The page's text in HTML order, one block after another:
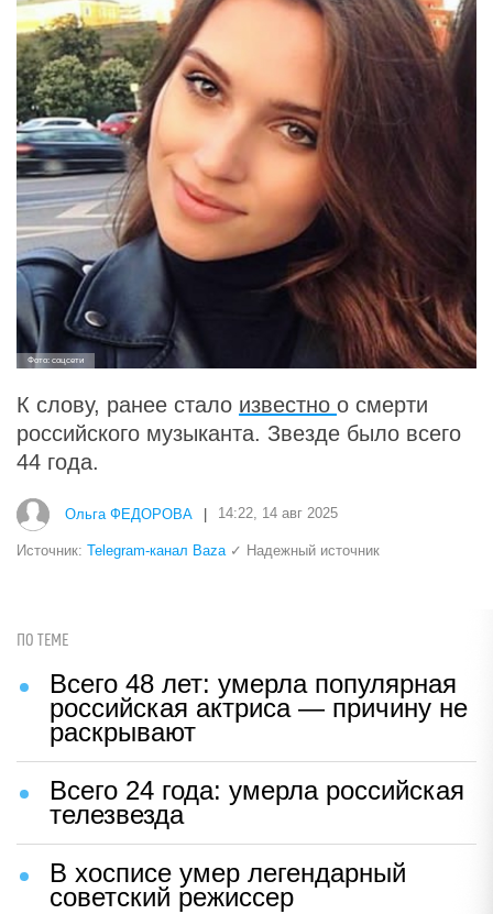
Фото: соцсети
К слову, ранее стало известно о смерти
российского музыканта. Звезде было всего
44 года.
Ольга ФЕДОРОВА 14:22, 14 авг 2025
Источник: Telegram-канал Baza✓ Надежный источник
ПО ТЕМЕ
Всего 48 лет: умерла популярная
российская актриса — причину не
раскрывают
Всего 24 года: умерла российская
телезвезда
В хосписе умер легендарный
советский режиссер